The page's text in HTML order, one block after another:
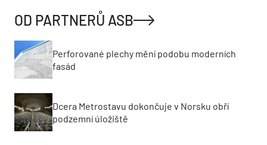
OD PARTNERŮ ASB
Perforované plechy mění podobu moderních
fasád
Dcera Metrostavu dokončuje v Norsku obří
podzemní úložiště